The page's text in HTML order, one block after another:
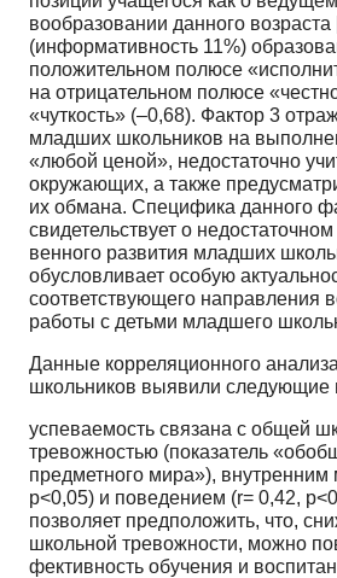
вообразовании данного
(информативность 11%)
положительном полюсе
на отрицательном полюсе
«чуткость» (–0,68). Фактор 3
младших школьников на
«любой ценой», недостаточно
окружающих, а также
их обмана. Специфика данного
свидетельствует о
венного развития младших
обусловливает особую
соответствующе­го направления
работы с детьми младшего
Данные корреляционного
школьников выявили следующие
успеваемость связана с общей
тревожностью (показатель
предметного мира»), внутренним
p<0,05) и поведением (r= 0,42,
позволяет предположить, что,
школьной тревожности, можно
фективность обучения и